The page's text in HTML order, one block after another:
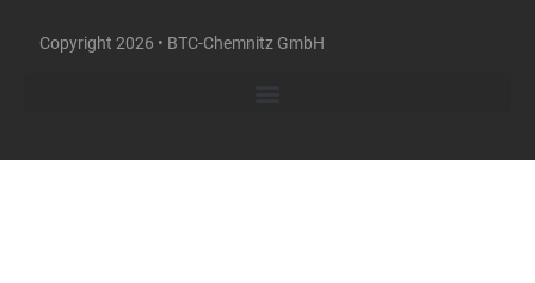
Copyright 2026 • BTC-Chemnitz GmbH